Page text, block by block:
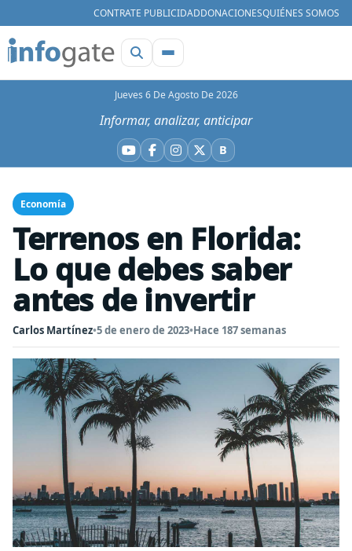
CONTRATE PUBLICIDADDONACIONESQUIÉNES SOMOS
Jueves 6 De Agosto De 2026
Informar, analizar, anticipar
YouTube
Facebook
Instagram
X BBluesky
Economía
Terrenos en Florida:
Lo que debes saber
antes de invertir
Carlos Martínez•5 de enero de 2023•Hace 187 semanas